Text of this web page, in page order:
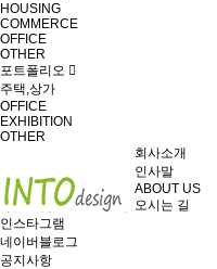
HOUSING
COMMERCE
OFFICE
OTHER
포트폴리오
주택,상가
OFFICE
EXHIBITION
OTHER
회사소개
인사말
ABOUT US
오시는 길
인스타그램
네이버블로그
공지사항